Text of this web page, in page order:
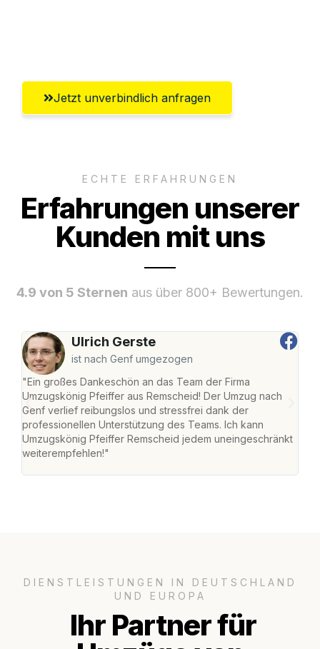
Jetzt unverbindlich anfragen
ECHTE ERFAHRUNGEN
Erfahrungen unserer
Kunden mit uns
4.9 von 5 Sternen aus über 800+ Bewertungen.
Ulrich Gerste
ist nach Genf umgezogen
"Ein großes Dankeschön an das Team der Firma
Umzugskönig Pfeiffer aus Remscheid! Der Umzug nach
Genf verlief reibungslos und stressfrei dank der
professionellen Unterstützung des Teams. Ich kann
Umzugskönig Pfeiffer Remscheid jedem uneingeschränkt
weiterempfehlen!"
DIENSTLEISTUNGEN IN DEUTSCHLAND
UND EUROPA
Ihr Partner für